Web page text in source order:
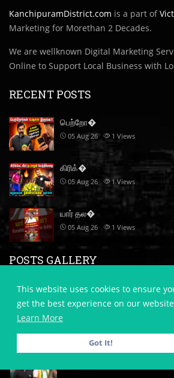
This website uses cookies to ensure
get the best experience on our
Learn More
Got It!
KanchipuramDistrict.com is a part of
Marketing for Morethan 2 Decades.
We are wellknown Digital Marketing
Online to Support Local Business with
RECENT POSTS
பெற்றோ�
05 Aug 26 1 Views
கிரிக்�
05 Aug 26 1 Views
யார் தல�
05 Aug 26 1 Views
POSTS GALLERY